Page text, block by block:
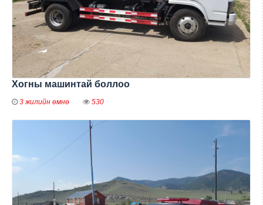
Хогны машинтай боллоо
3 жилийн өмнө 530